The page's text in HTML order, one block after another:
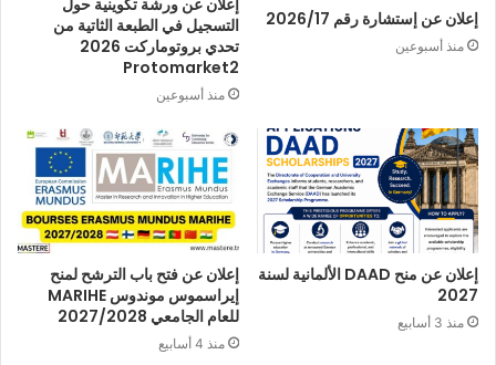
إعلان عن إستشارة رقم 2026/17
منذ أسبوعين
التسجيل في الطبعة الثاتية من
تحدي بروتوماركت 2026
Protomarket2
منذ أسبوعين
إعلان عن منح DAAD الألمانية لسنة
2027
منذ 3 أسابيع
إعلان عن فتح باب الترشح لمنح
إيراسموس موندوس MARIHE
للعام الجامعي 2027/2028
منذ 4 أسابيع